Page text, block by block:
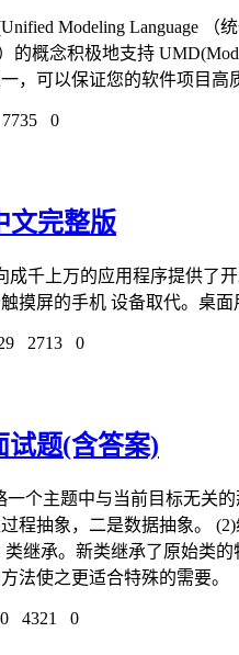
Modeling Language
的概念积极地支持
，可以保证您的软件项目高
7735
0
文完整版
成千上万的应用程序提供了
摸屏的手机 设备取代。桌
2713
0
试题(含答案)
一个主题中与当前目标无关
程抽象，二是数据抽象。
继承。新类继承了原始类
法使之更适合特殊的需要。
4321
0